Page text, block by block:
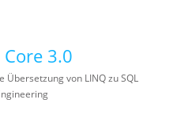
3.0
Übersetzung von LINQ zu SQL